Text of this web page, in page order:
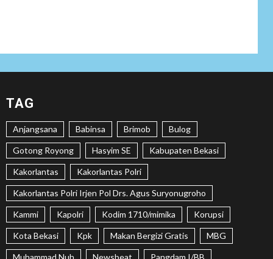
NEWS
Bantu Atasi
13/Nanggala
Distribusikan 4.000
Liter Air Bersih
Gratis di Desa
Pesayah
3
NEWS
Siaga Karhutla,
APAR hingga Water
Cannon Disiapkan
TAG
Anjangsana Babinsa Brimob Bulog
Gotong Royong Hasyim SE Kabupaten Bekasi
Kakorlantas Kakorlantas Polri
Kakorlantas Polri Irjen Pol Drs. Agus Suryonugroho
Kammi Kapolri Kodim 1710/mimika Korupsi
Kota Bekasi Kpk Makan Bergizi Gratis MBG
Muhammad Nuh Newsbeat Pangdam I/BB